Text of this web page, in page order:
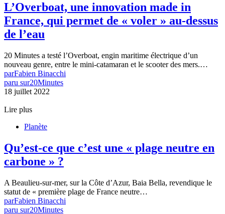
L’Overboat, une innovation made in
France, qui permet de « voler » au-dessus
de l’eau
20 Minutes a testé l’Overboat, engin maritime électrique d’un
nouveau genre, entre le mini-catamaran et le scooter des mers.…
parFabien Binacchi
paru sur20Minutes
18 juillet 2022
Lire plus
Planète
Qu’est-ce que c’est une « plage neutre en
carbone » ?
A Beaulieu-sur-mer, sur la Côte d’Azur, Baia Bella, revendique le
statut de « première plage de France neutre…
parFabien Binacchi
paru sur20Minutes